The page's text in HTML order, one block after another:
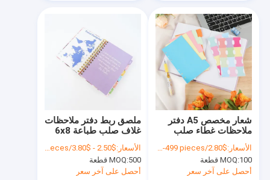
ملصق ربط دفتر ملاحظات
غلاف صلب طباعة 6x8
بوصة ذهبية فارغة
مدبوسة الحلزونية دفتر
ملاحظات
الأسعار:$2.50 - $3.80/pieces
MOQ:500 قطعة
أحصل على آخر سعر
شعار مخصص A5 دفتر
ملاحظات غطاء صلب
طباعة غير مؤرخ يومي
أسبوعي شهري مخطط
الأسعار:$2.80/pieces 100-499 pieces
MOQ:100 قطعة
أحصل على آخر سعر